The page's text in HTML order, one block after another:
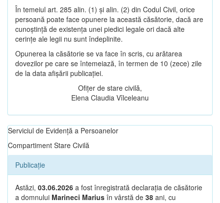
În temeiul art. 285 alin. (1) și alin. (2) din Codul Civil, orice
persoană poate face opunere la această căsătorie, dacă are
cunoștință de existența unei piedici legale ori dacă alte
cerințe ale legii nu sunt îndeplinite.
Opunerea la căsătorie se va face în scris, cu arătarea
dovezilor pe care se întemeiază, în termen de 10 (zece) zile
de la data afișării publicației.
Ofițer de stare civilă,
Elena Claudia Vîlceleanu
Serviciul de Evidență a Persoanelor
Compartiment Stare Civilă
Publicație
Astăzi, 03.06.2026 a fost înregistrată declarația de căsătorie
a domnului Marineci Marius în vârstă de 38 ani, cu